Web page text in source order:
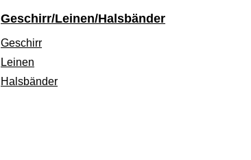
Geschirr/Leinen/Halsbänder
Geschirr
Leinen
Halsbänder